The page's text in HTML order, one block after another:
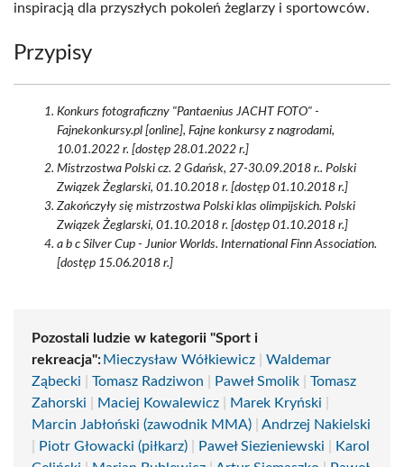
inspiracją dla przyszłych pokoleń żeglarzy i sportowców.
Przypisy
Konkurs fotograficzny "Pantaenius JACHT FOTO" -
Fajnekonkursy.pl [online], Fajne konkursy z nagrodami,
10.01.2022 r. [dostęp 28.01.2022 r.]
Mistrzostwa Polski cz. 2 Gdańsk, 27-30.09.2018 r.. Polski
Związek Żeglarski, 01.10.2018 r. [dostęp 01.10.2018 r.]
Zakończyły się mistrzostwa Polski klas olimpijskich. Polski
Związek Żeglarski, 01.10.2018 r. [dostęp 01.10.2018 r.]
a b c Silver Cup - Junior Worlds. International Finn Association.
[dostęp 15.06.2018 r.]
Pozostali ludzie w kategorii "Sport i
rekreacja": Mieczysław Wółkiewicz
Waldemar
Ząbecki
Tomasz Radziwon Paweł Smolik
Tomasz
Zahorski
Maciej Kowalewicz Marek Kryński
Marcin Jabłoński (zawodnik MMA)
Andrzej Nakielski
Piotr Głowacki (piłkarz) Paweł Siezieniewski
Karol